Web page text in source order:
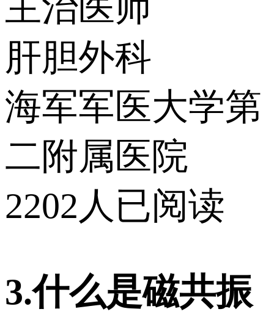
肝胆外科
海军军医大学第
二附属医院
2202人已阅读
3.什么是磁共振